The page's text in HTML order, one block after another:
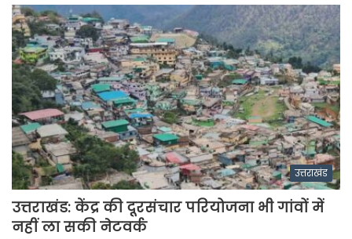
उत्तराखंड
उत्तराखंड: केंद्र की दूरसंचार परियोजना भी गांवों में
नहीं ला सकी नेटवर्क